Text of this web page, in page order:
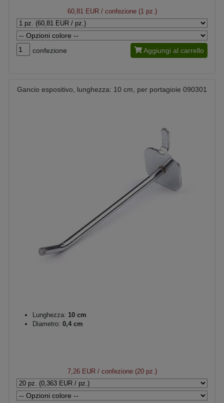
60,81 EUR/ confezione (1 pz.)
confezione Aggiungi al carrello
Gancio espositivo, lunghezza: 10 cm, per portagioie 090301
Lunghezza: 10 cm
Diametro: 0,4 cm
7,26 EUR/ confezione (20 pz.)